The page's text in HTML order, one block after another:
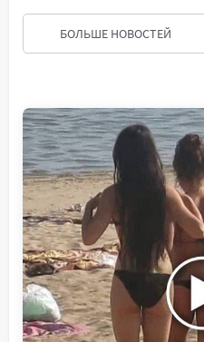
БОЛЬШЕ НОВОСТЕЙ